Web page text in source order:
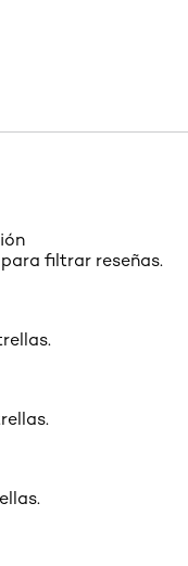
filtrar reseñas.